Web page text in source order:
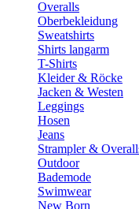
Overalls
Oberbekleidung
Sweatshirts
Shirts langarm
T-Shirts
Kleider & Röcke
Jacken & Westen
Leggings
Hosen
Jeans
Strampler &
Outdoor
Bademode
Swimwear
New Born